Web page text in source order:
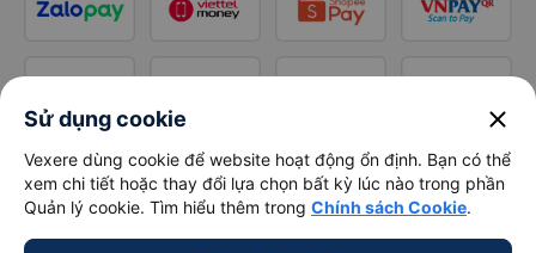
Sử dụng cookie close
Vexere dùng cookie để website hoạt động ổn định. Bạn có thể
xem chi tiết hoặc thay đổi lựa chọn bất kỳ lúc nào trong phần
Quản lý cookie. Tìm hiểu thêm trong Chính sách Cookie.